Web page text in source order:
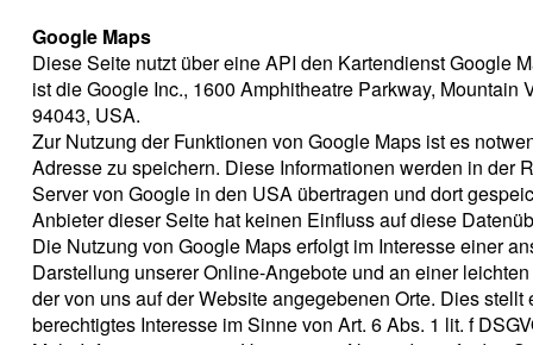
Google Maps
Diese Seite nutzt über eine API den Kartendienst Google
ist die Google Inc., 1600 Amphitheatre Parkway, Mountain
94043, USA.
Zur Nutzung der Funktionen von Google Maps ist es
Adresse zu speichern. Diese Informationen werden in der
Server von Google in den USA übertragen und dort
Anbieter dieser Seite hat keinen Einfluss auf diese
Die Nutzung von Google Maps erfolgt im Interesse einer
Darstellung unserer Online-Angebote und an einer
der von uns auf der Website angegebenen Orte. Dies stellt
berechtigtes Interesse im Sinne von Art. 6 Abs. 1 lit. f